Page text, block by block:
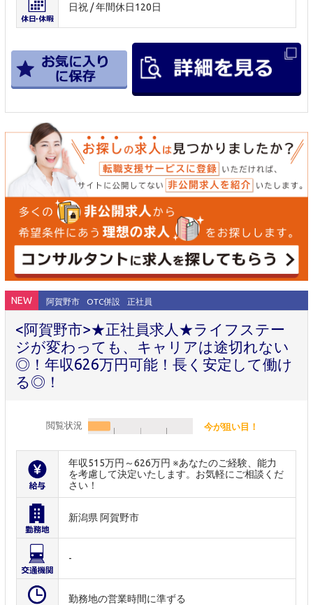
日祝 / 年間休日120日
NEW 阿賀野市 OTC併設 正社員
<阿賀野市>★正社員求人★ライフステー
ジが変わっても、キャリアは途切れない
◎！年収626万円可能！長く安定して働け
る◎！
閲覧状況 今が狙い目！
年収515万円～626万円 ※あなたのご経験、能力
を考慮して決定いたします。お気軽にご相談くだ
さい！
新潟県 阿賀野市
-
勤務地の営業時間に準ずる